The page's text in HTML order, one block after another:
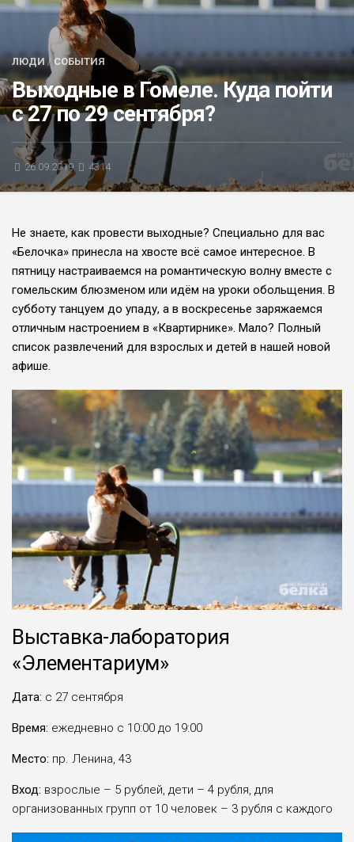
БЛИЦ-ОПРОС
АФИША
ЛЮДИ/ СОБЫТИЯ
Выходные в Гомеле. Куда пойти
с 27 по 29 сентября?
26.09.2019 4314
Не знаете, как провести выходные? Специально для вас
«Белочка» принесла на хвосте всё самое интересное. В
пятницу настраиваемся на романтическую волну вместе с
гомельским блюзменом или идём на уроки обольщения. В
субботу танцуем до упаду, а в воскресенье заряжаемся
отличным настроением в «Квартирнике». Мало? Полный
список развлечений для взрослых и детей в нашей новой
афише.
Выставка-лаборатория
«Элементариум»
Дата: с 27 сентября
Время: ежедневно с 10:00 до 19:00
Место: пр. Ленина, 43
Вход: взрослые – 5 рублей, дети – 4 рубля, для
организованных групп от 10 человек – 3 рубля с каждого